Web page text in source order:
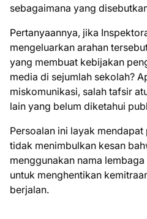
sebagaimana yang
Pertanyaannya, jika
mengeluarkan arahan
yang membuat kebijakan
media di sejumlah sekolah?
miskomunikasi, salah tafsir
lain yang belum diketahui
Persoalan ini layak
tidak menimbulkan kesan
menggunakan nama
untuk menghentikan
berjalan.